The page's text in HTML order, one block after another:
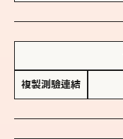
複製測驗連結